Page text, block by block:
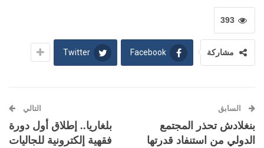
393
مشاركة Facebook
Twitter
السابق
بنغلادش تحذر المجتمع
الدولي من استنفاد قدرتها
التالي
بلغاريا.. إطلاق أول دورة
فقهية إلكترونية للجاليات